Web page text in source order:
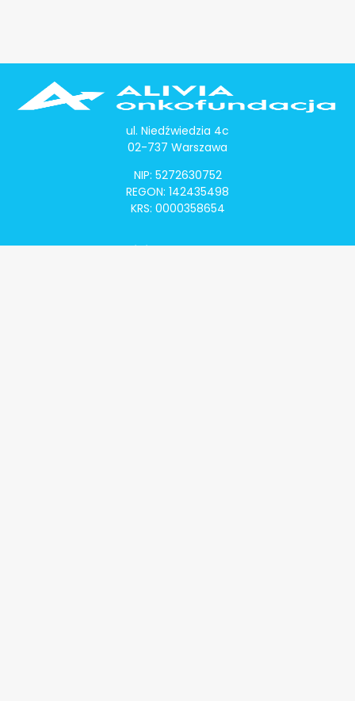
ul. Niedźwiedzia 4c
02-737 Warszawa
NIP: 5272630752
REGON: 142435498
KRS: 0000358654
Alivia Onkomapa